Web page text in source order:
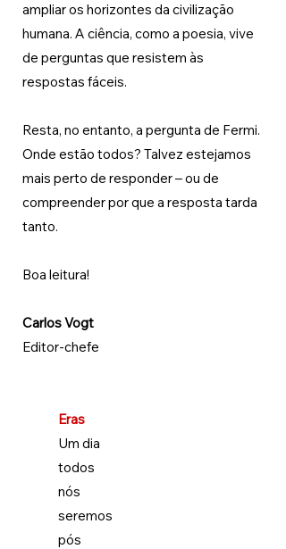
ampliar os horizontes da civilização
humana. A ciência, como a poesia, vive
de perguntas que resistem às
respostas fáceis.
Resta, no entanto, a pergunta de Fermi.
Onde estão todos? Talvez estejamos
mais perto de responder – ou de
compreender por que a resposta tarda
tanto.
Boa leitura!
Carlos Vogt
Editor-chefe
Eras
Um dia
todos
nós
seremos
pós